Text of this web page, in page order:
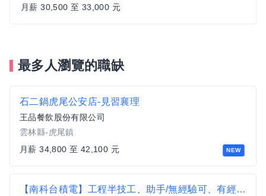
月薪 30,500 至 33,000 元
最多人瀏覽的職缺
NEW
石二鍋虎尾公安店-見習襄理
王品餐飲股份有限公司
雲林縣-虎尾鎮
月薪 34,800 至 42,100 元
【南科台積電】工程半技工、助手/無經驗可、有經驗佳/供膳宿